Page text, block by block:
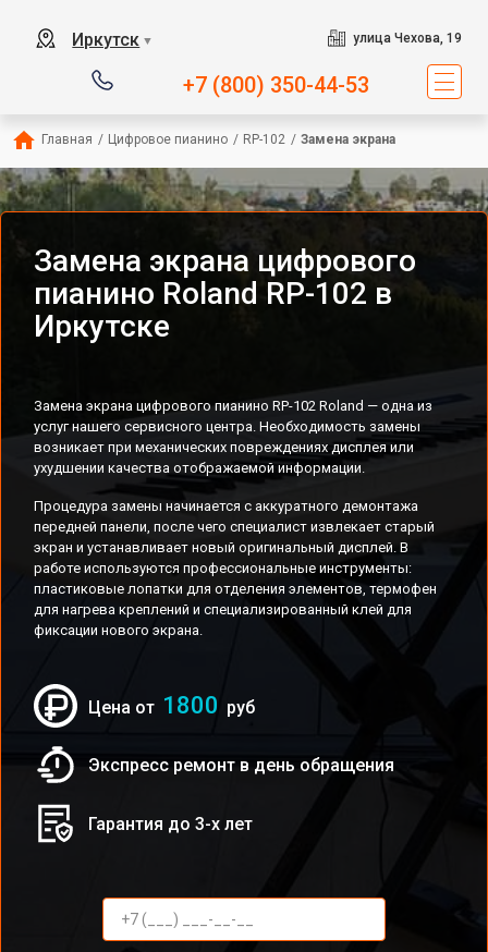
Иркутск ▼ улица Чехова, 19
+7 (800) 350-44-53
Главная / Цифровое пианино / RP-102 / Замена экрана
Замена экрана цифрового
пианино Roland RP-102 в
Иркутске
Замена экрана цифрового пианино RP-102 Roland — одна из
услуг нашего сервисного центра. Необходимость замены
возникает при механических повреждениях дисплея или
ухудшении качества отображаемой информации.
Процедура замены начинается с аккуратного демонтажа
передней панели, после чего специалист извлекает старый
экран и устанавливает новый оригинальный дисплей. В
работе используются профессиональные инструменты:
пластиковые лопатки для отделения элементов, термофен
для нагрева креплений и специализированный клей для
фиксации нового экрана.
Цена от 1800 руб
Экспресс ремонт в день обращения
Гарантия до 3-х лет